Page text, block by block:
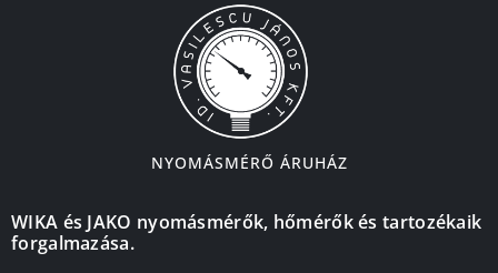
NYOMÁSMÉRŐ ÁRUHÁZ
WIKA és JAKO nyomásmérők, hőmérők és tartozékaik
forgalmazása.